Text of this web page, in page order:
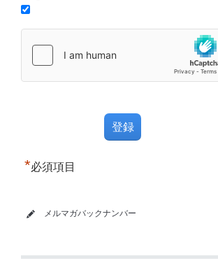
*必須項目
メルマガバックナンバー